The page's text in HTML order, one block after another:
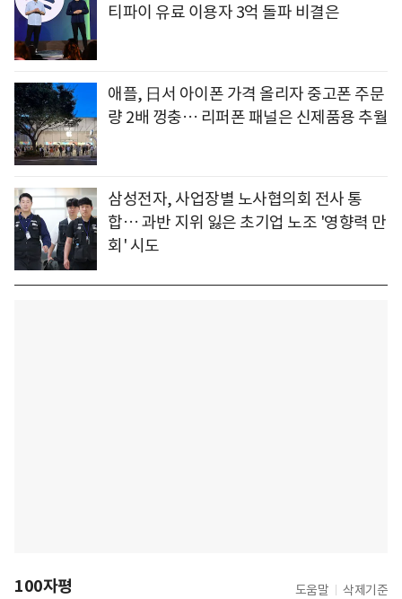
티파이 유료 이용자 3억 돌파 비결은
애플, 日서 아이폰 가격 올리자 중고폰 주문
량 2배 껑충… 리퍼폰 패널은 신제품용 추월
삼성전자, 사업장별 노사협의회 전사 통
합… 과반 지위 잃은 초기업 노조 '영향력 만
회' 시도
100자평 도움말 삭제기준